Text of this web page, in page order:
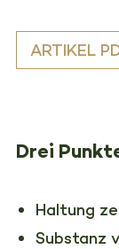
ARTIKEL
Drei
Haltung
Substanz